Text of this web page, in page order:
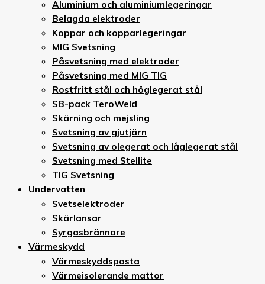
Aluminium och aluminiumlegeringar
Belagda elektroder
Koppar och kopparlegeringar
MIG Svetsning
Påsvetsning med elektroder
Påsvetsning med MIG TIG
Rostfritt stål och höglegerat stål
SB-pack TeroWeld
Skärning och mejsling
Svetsning av gjutjärn
Svetsning av olegerat och låglegerat stål
Svetsning med Stellite
TIG Svetsning
Undervatten
Svetselektroder
Skärlansar
Syrgasbrännare
Värmeskydd
Värmeskyddspasta
Värmeisolerande mattor